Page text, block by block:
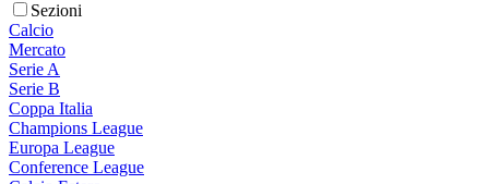
Sezioni
Calcio
Mercato
Serie A
Serie B
Coppa Italia
Champions League
Europa League
Conference League